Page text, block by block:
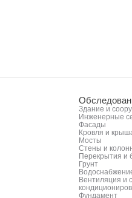
Здание и
Инженерные
Фасады
Кровля и
Мосты
Стены и
Перекрытия и
Грунт
Вентиляция и
Фундамент